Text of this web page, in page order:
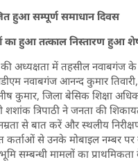
हुआ सम्पूर्ण समाधान दिवस
हुआ तत्काल निस्तारण हुआ
की अध्यक्षता में तहसील
नवाबगंज आनन्द कुमार
कुमार, जिला बेसिक शिक्षा
शशांक त्रिपाठी ने जनता की
से बात करें और स्थलीय
कर्ताओं से उनके मोबाइल नम्बर
भूमि सम्बन्धी मामलों का